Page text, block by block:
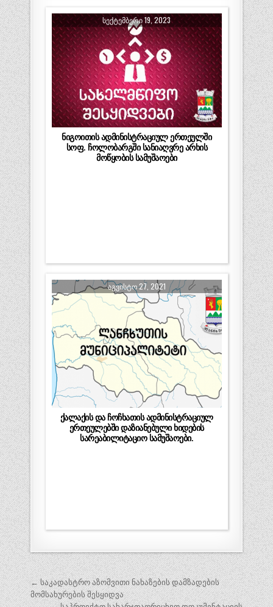
ᲡᲔᲥᲢᲔᲛᲑᲔᲠᲘ 19, 2023
ნიგოითის ადმინისტრაციულ ერთეულში
სოფ. ჩოლობარგში სანიაღვრე არხის
მოწყობის სამუშაოები
ᲐᲒᲕᲘᲡᲢᲝ 27, 2021
ქალაქის და ჩოჩხათის ადმინისტრაციულ
ერთეულებში დაზიანებული ხიდების
სარეაბილიტაციო სამუშაოები.
პოსტის
ნავიგაცია
← საკადასტრო აზომვითი ნახაზების დამზადების
მომსახურების შესყიდვა